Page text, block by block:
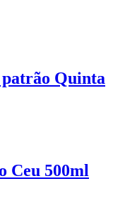
Quinta
Ceu 500ml